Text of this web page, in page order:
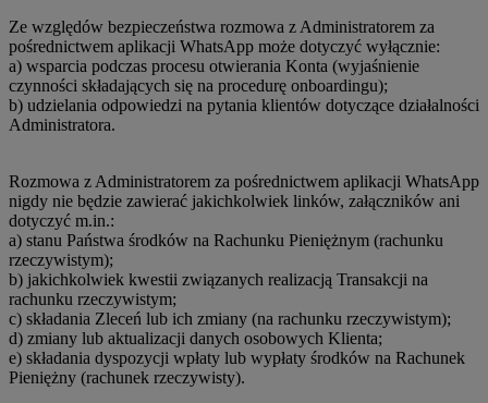
Ze względów bezpieczeństwa rozmowa z Administratorem za
pośrednictwem aplikacji WhatsApp może dotyczyć wyłącznie:
a) wsparcia podczas procesu otwierania Konta (wyjaśnienie
czynności składających się na procedurę onboardingu);
b) udzielania odpowiedzi na pytania klientów dotyczące działalności
Administratora.
Rozmowa z Administratorem za pośrednictwem aplikacji WhatsApp
nigdy nie będzie zawierać jakichkolwiek linków, załączników ani
dotyczyć m.in.:
a) stanu Państwa środków na Rachunku Pieniężnym (rachunku
rzeczywistym);
b) jakichkolwiek kwestii związanych realizacją Transakcji na
rachunku rzeczywistym;
c) składania Zleceń lub ich zmiany (na rachunku rzeczywistym);
d) zmiany lub aktualizacji danych osobowych Klienta;
e) składania dyspozycji wpłaty lub wypłaty środków na Rachunek
Pieniężny (rachunek rzeczywisty).